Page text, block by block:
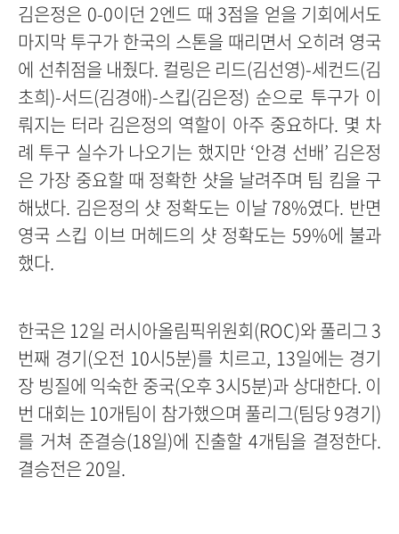
김은정은 0-0이던 2엔드 때 3점을 얻을 기회에서도
마지막 투구가 한국의 스톤을 때리면서 오히려 영국
에 선취점을 내줬다. 컬링은 리드(김선영)-세컨드(김
초희)-서드(김경애)-스킵(김은정) 순으로 투구가 이
뤄지는 터라 김은정의 역할이 아주 중요하다. 몇 차
례 투구 실수가 나오기는 했지만 ‘안경 선배’ 김은정
은 가장 중요할 때 정확한 샷을 날려주며 팀 킴을 구
해냈다. 김은정의 샷 정확도는 이날 78%였다. 반면
영국 스킵 이브 머헤드의 샷 정확도는 59%에 불과
했다.
한국은 12일 러시아올림픽위원회(ROC)와 풀리그 3
번째 경기(오전 10시5분)를 치르고, 13일에는 경기
장 빙질에 익숙한 중국(오후 3시5분)과 상대한다. 이
번 대회는 10개팀이 참가했으며 풀리그(팀당 9경기)
를 거쳐 준결승(18일)에 진출할 4개팀을 결정한다.
결승전은 20일.